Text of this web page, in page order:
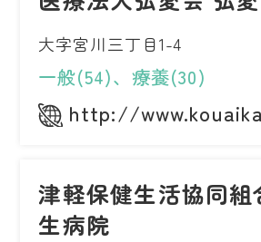
大字宮川三丁目1-4
一般(54)、療養(30)
http://
津軽保健生活協同組
生病院